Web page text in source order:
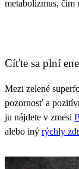
metabolizmus, čím
Cíťte sa plní
Mezi zelené
pozornosť a
ju nájdete v zmesi
alebo iný rýchly